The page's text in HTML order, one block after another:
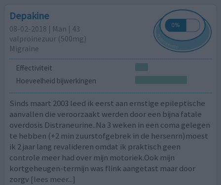
Depakine
08-02-2018 | Man | 43
valproinezuur (500mg)
Migraine
Effectiviteit
Hoeveelheid bijwerkingen
Sinds maart 2003 leed ik eerst aan ernstige epileptische
aanvallen die veroorzaakt werden door een bijna fatale
overdosis Distraneurine..Na 3 weken in een coma gelegen
te hebben (+2 min zuurstofgebrek in de hersenrn)moest
ik 2 jaar lang revalideren omdat ik praktisch geen
controle meer had over mijn motoriek.Ook mijn
kortgeheugen-termijn was flink aangetast maar door
zorgv [lees meer...]